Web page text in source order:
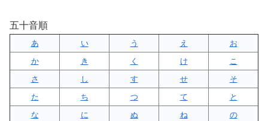
五十音順
あ い う え
お
か
き く け
こ
さ
し す せ
そ
た
ち つ て
と
な
に ぬ ね
の